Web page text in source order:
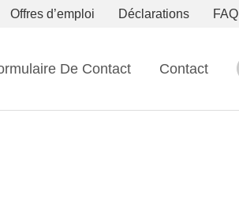
FAQ
Déclarations
Offres d’emploi
De Contact Contact